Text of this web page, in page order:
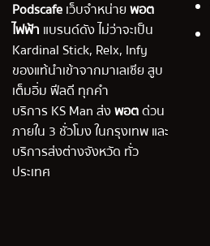
Podscafeเว็บจำหน่ายพอต
ไฟฟ้า แบรนด์ดัง ไม่ว่าจะเป็น
Kardinal Stick, Relx, Infy
ของแท้นำเข้าจากมาเลเซีย สูบ
เต็มอิ่ม ฟีลดี ทุกคำ
บริการ KS Man ส่งพอตด่วน
ภายใน 3 ชั่วโมง ในกรุงเทพ และ
บริการส่งต่างจังหวัด ทั่ว
ประเทศ